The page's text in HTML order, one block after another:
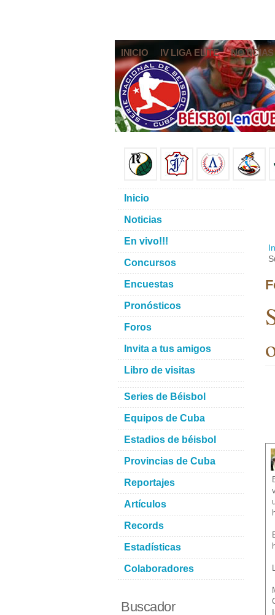
INICIO IV LIGA ELITE NOTICIAS
Inicio
Noticias
En vivo!!!
Concursos
Encuestas
Pronósticos
Foros
Invita a tus amigos
Libro de visitas
Series de Béisbol
Equipos de Cuba
Estadios de béisbol
Provincias de Cuba
Reportajes
Artículos
Records
Estadísticas
Colaboradores
Buscador